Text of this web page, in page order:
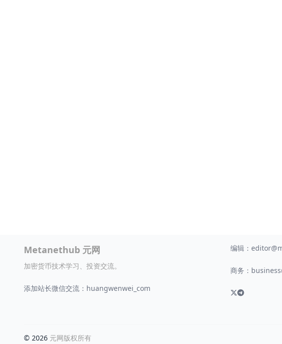
Metanethub 元网
加密货币技术学习、投资交流。
添加站长微信交流：huangwenwei_com
编辑：
商务：
© 2026 元网版权所有